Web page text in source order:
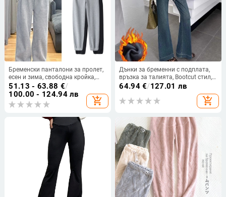
Бременски панталони за пролет,
есен и зима, свободна кройка,
подплатени с флис, дебели топли
памучни панталони за носене
навън и ежедневие
51.13 - 63.88 €/
100.00 - 124.94 лв
add_shopping_cart
Дънки за бременни с подплата,
връзка за талията, Bootcut стил,
свободен силует с драпиращ
64.94€/127.01 лв
add_shopping_cart